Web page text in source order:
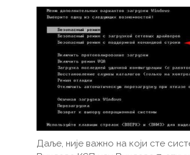
Даље, није важно на који сте